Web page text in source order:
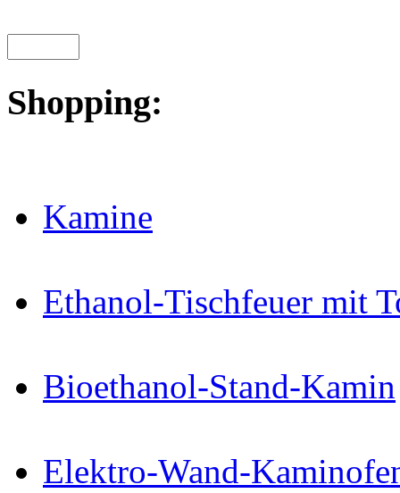
Shopping:
Kamine
Ethanol-Tischfeuer mit
Bioethanol-Stand-Kamin
Elektro-Wand-